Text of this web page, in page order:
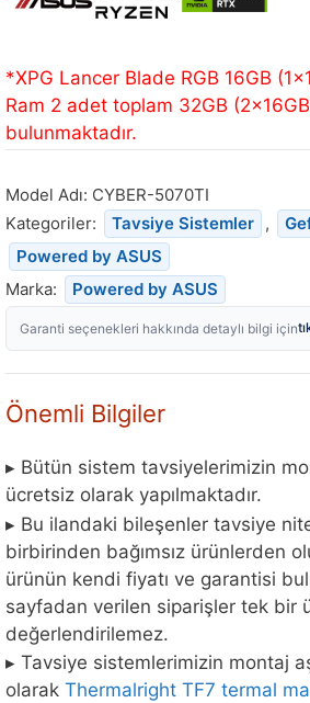
*XPG Lancer Blade RGB 16GB
Ram 2 adet toplam 32GB
bulunmaktadır.
Model Adı: CYBER-5070TI
Kategoriler:
Tavsiye Sistemler ,
Powered by ASUS
Marka:
Powered by ASUS
Garanti seçenekleri hakkında detaylı bilgi için
Önemli Bilgiler
▸ Bütün sistem tavsiyelerimizin
ücretsiz olarak yapılmaktadır.
▸ Bu ilandaki bileşenler tavsiye
birbirinden bağımsız ürünlerden
ürünün kendi fiyatı ve garantisi
sayfadan verilen siparişler tek bir
değerlendirilemez.
▸ Tavsiye sistemlerimizin montaj
olarak Thermalright TF7 termal